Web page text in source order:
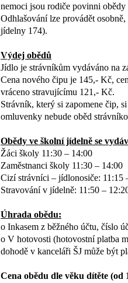
nemoci jsou rodiče povinni
Odhlašování lze provádět
jídelny 174).
Výdej obědů
Jídlo je strávníkům vydáváno na
Cena nového čipu je 145,- Kč,
vráceno stravujícímu 121,- Kč.
Strávník, který si zapomene čip,
omluvenky nebude oběd
Obědy ve školní jídelně se
Žáci školy 11:30 – 14:00
Zaměstnanci školy 11:30 – 14:00
Cizí strávníci – jídlonosiče: 11:15
Stravování v jídelně: 11:50 –
Úhrada obědu:
o Inkasem z běžného účtu, číslo
o V hotovosti (hotovostní platba
dohodě v kanceláři ŠJ může být
Cena obědu dle věku dítěte (od